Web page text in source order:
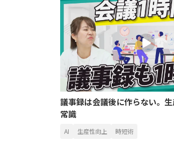
議事録は会議後に作らない。
常識
AI 生産性向上 時短術